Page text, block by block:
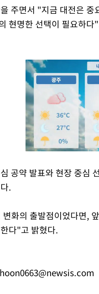
주면서 "지금 대전은
현명한 선택이 필요하다
공약 발표와 현장 중심
.
화의 출발점이었다면,
다"고 밝혔다.